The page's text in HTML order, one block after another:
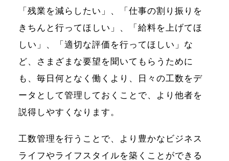
「残業を減らしたい」、「仕事の割り振りを
きちんと行ってほしい」、「給料を上げてほ
しい」、「適切な評価を行ってほしい」な
ど、さまざまな要望を聞いてもらうために
も、毎日何となく働くより、日々の工数をデ
ータとして管理しておくことで、より他者を
説得しやすくなります。
工数管理を行うことで、より豊かなビジネス
ライフやライフスタイルを築くことができる